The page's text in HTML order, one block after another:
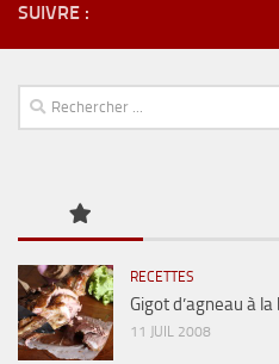
SUIVRE :
RECETTES
Gigot d’agneau à
11 JUIL 2008